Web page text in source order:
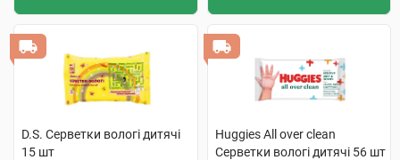
D.S. Серветки вологі дитячі
15 шт
Huggies All over clean
Серветки вологі дитячі 56 шт